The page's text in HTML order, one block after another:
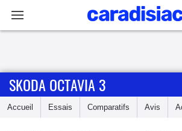
Accueil
SKODA OCTAVIA 3
Accueil Essais Comparatifs Avis